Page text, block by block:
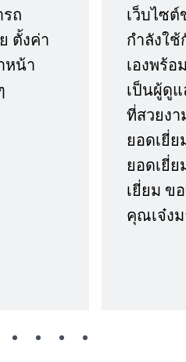
ถ
ตั้งค่า
หน้า
เว็บไซ
กำลังใ
เองพร้
เป็นผู้ดูแ
ที่สวยง
ยอดเยี่ย
ยอดเยี่
เยี่ยม ข
คุณเจ๋ง